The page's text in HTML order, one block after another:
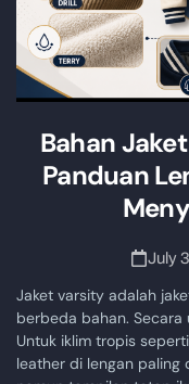
Bahan
Panduan
July
Jaket varsity adalah
berbeda bahan. Secara
Untuk iklim tropis
leather di lengan paling